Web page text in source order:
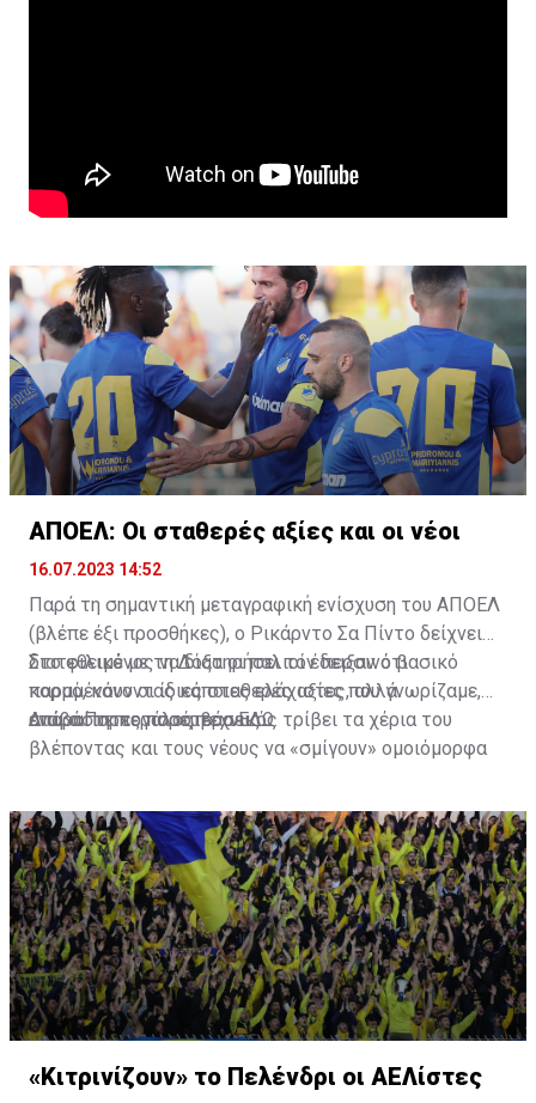
ΑΠΟΕΛ: Οι σταθερές αξίες και οι νέοι
16.07.2023 14:52
Παρά τη σημαντική μεταγραφική ενίσχυση του ΑΠΟΕΛ
(βλέπε έξι προσθήκες), ο Ρικάρντο Σα Πίντο δείχνει
διατεθειμένος να διατηρήσει τον περσινό βασικό
κορμό, κάνοντας κάποιες ελάχιστες, αλλά
απαραίτητες παρεμβάσεις.
Στο φιλικό με τη Δόξα οι παλιοί έδειξαν ότι
παραμένουν οι ίδιες σταθερές αξίες που γνωρίζαμε,
ενώ ο Πορτογάλος τεχνικός τρίβει τα χέρια του
βλέποντας και τους νέους να «σμίγουν» ομοιόμορφα
Διαβάστε περισσότεραΕΔΩ.
«Κιτρινίζουν» το Πελένδρι οι ΑΕΛίστες